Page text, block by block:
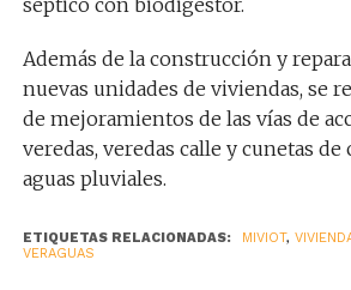
séptico con biodigestor.
Además de la construcción y
nuevas unidades de viviendas, se
de mejoramientos de las vías de
veredas, veredas calle y cunetas
aguas pluviales.
ETIQUETAS RELACIONADAS: MIVIOT,
VERAGUAS